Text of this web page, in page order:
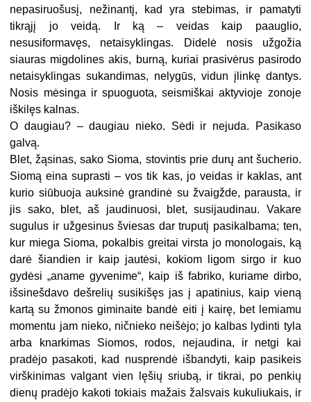
nepasiruošusį, nežinantį, kad yra stebimas, ir pamatyti
tikrąjį jo veidą. Ir ką – veidas kaip paauglio,
nesusiformavęs, netaisyklingas. Didelė nosis užgožia
siauras migdolines akis, burną, kuriai prasivėrus pasirodo
netaisyklingas sukandimas, nelygūs, vidun įlinkę dantys.
Nosis mėsinga ir spuoguota, seismiškai aktyvioje zonoje
iškilęs kalnas.
O daugiau? – daugiau nieko. Sėdi ir nejuda. Pasikaso
galvą.
Blet, žąsinas, sako Sioma, stovintis prie durų ant šucherio.
Siomą eina suprasti – vos tik kas, jo veidas ir kaklas, ant
kurio siūbuoja auksinė grandinė su žvaigžde, parausta, ir
jis sako, blet, aš jaudinuosi, blet, susijaudinau. Vakare
sugulus ir užgesinus šviesas dar truputį pasikalbama; ten,
kur miega Sioma, pokalbis greitai virsta jo monologais, ką
darė šiandien ir kaip jautėsi, kokiom ligom sirgo ir kuo
gydėsi „aname gyvenime“, kaip iš fabriko, kuriame dirbo,
išsinešdavo dešrelių susikišęs jas į apatinius, kaip vieną
kartą su žmonos giminaite bandė eiti į kairę, bet lemiamu
momentu jam nieko, ničnieko neišėjo; jo kalbas lydinti tyla
arba knarkimas Siomos, rodos, nejaudina, ir netgi kai
pradėjo pasakoti, kad nusprendė išbandyti, kaip pasikeis
virškinimas valgant vien lęšių sriubą, ir tikrai, po penkių
dienų pradėjo kakoti tokiais mažais žalsvais kukuliukais, ir